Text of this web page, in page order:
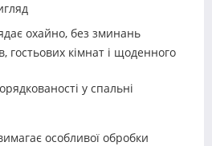
охайно, без зминань
гостьових кімнат і щоденного
у спальні
особливої обробки